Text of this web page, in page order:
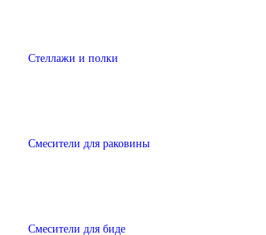
Стеллажи и полки
Смесители для раковины
Смесители для биде